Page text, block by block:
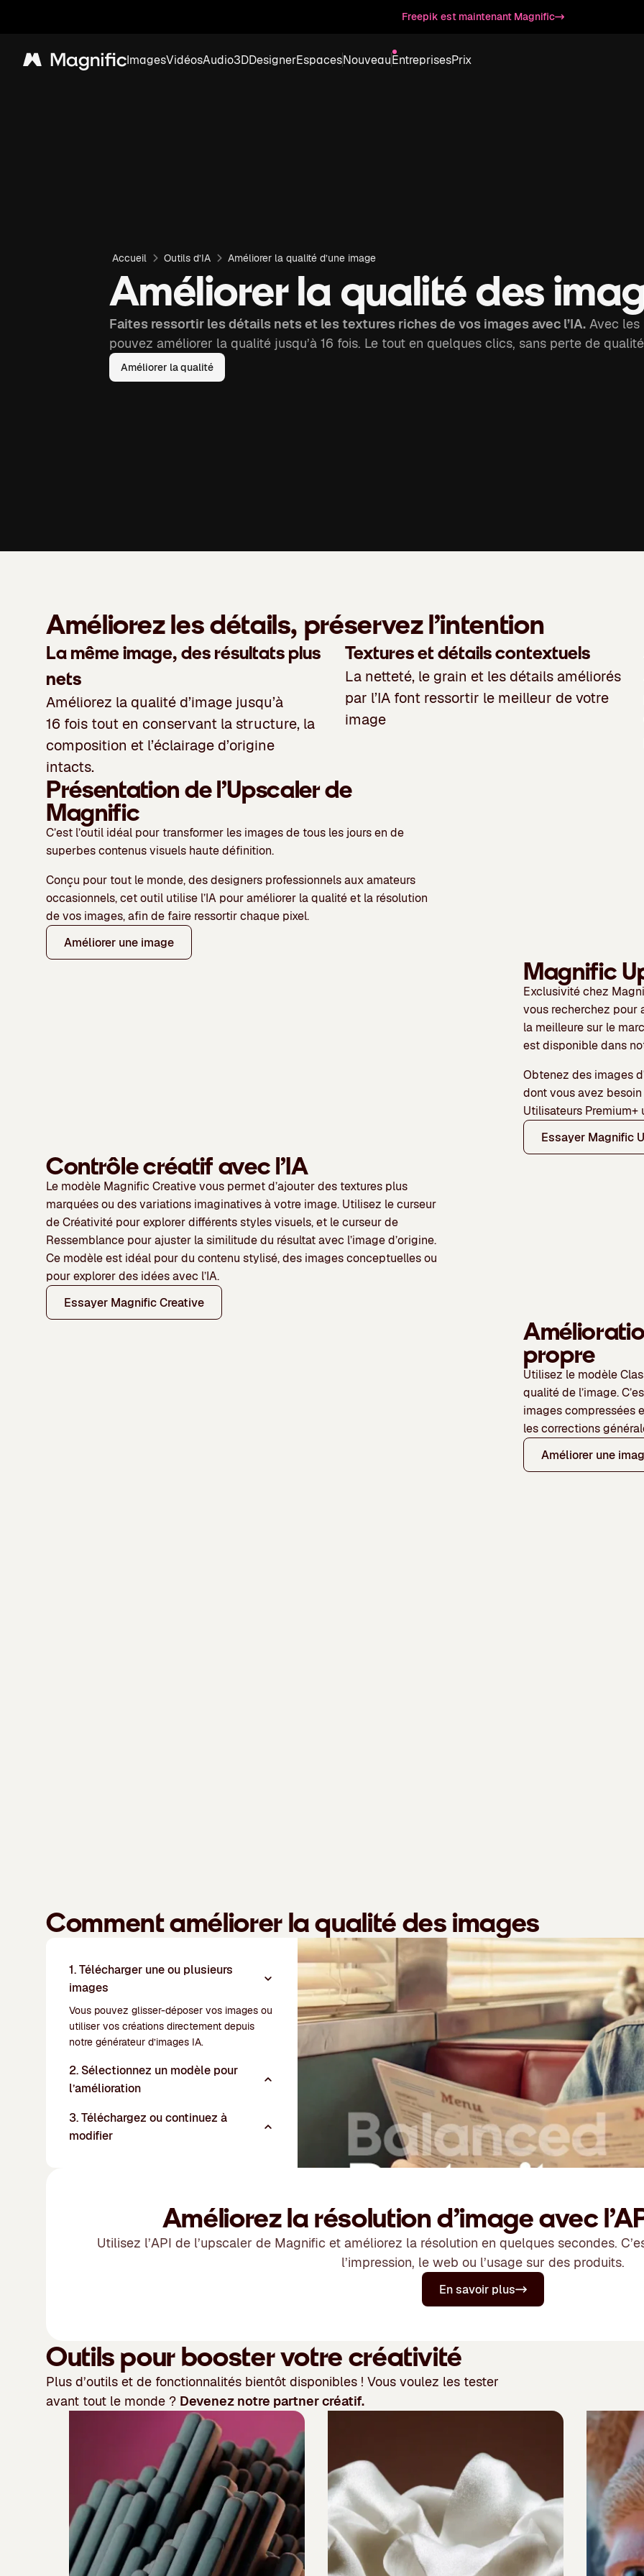
Freepik est maintenant Magnific
Magnific ImagesVidéosAudio3DDesignerEspacesNouveauEntreprisesPrix
Accueil Outils d’IA Améliorer la qualité d’une image
Améliorer la qualité des
Faites ressortir les détails nets et les textures riches de vos images avec l’IA. Avec
pouvez améliorer la qualité jusqu’à 16 fois. Le tout en quelques clics, sans perte de
Améliorer la qualité
Améliorez les détails, préservez l’intention
La même image, des résultats plus
nets
Améliorez la qualité d’image jusqu’à
16 fois tout en conservant la structure, la
composition et l’éclairage d’origine
intacts.
Textures et détails contextuels
La netteté, le grain et les détails améliorés
par l’IA font ressortir le meilleur de votre
image
Présentation de l’Upscaler de
Magnific
C’est l’outil idéal pour transformer les images de tous les jours en de
superbes contenus visuels haute définition.
Conçu pour tout le monde, des designers professionnels aux amateurs
occasionnels, cet outil utilise l’IA pour améliorer la qualité et la résolution
de vos images, afin de faire ressortir chaque pixel.
Améliorer une image
Magnific
Exclusivité chez
vous recherchez pour
la meilleure sur le
est disponible dans
Obtenez des images
dont vous avez
Utilisateurs Premium+
Essayer Magnific
Contrôle créatif avec l’IA
Le modèle Magnific Creativevous permet d’ajouterdes textures plus
marquées ou des variations imaginatives à votre image. Utilisez le curseur
deCréativité pour explorer différents styles visuels, et le curseur de
Ressemblance pour ajuster la similitude du résultat avec l’image d’origine.
Ce modèle est idéal pour du contenu stylisé, des images conceptuelles ou
pour explorer des idées avec l’IA.
Essayer Magnific Creative
propre
Utilisez le modèle
qualité de l’image.
images compressées
les corrections
Améliorer une
Comment améliorer la qualité des images
1. Télécharger une ou plusieurs
images
Vous pouvez glisser-déposer vos images ou
utiliser vos créations directement depuis
notre générateur d’images IA.
2. Sélectionnez un modèle pour
l’amélioration
3. Téléchargez ou continuez à
modifier
Améliorez la résolution d’image avec
Utilisez l’API de l’upscaler de Magnific et améliorez la résolution en quelques secondes.
l’impression, le web ou l’usage sur des produits.
En savoir plus
Outils pour booster votre créativité
Plus d’outils et de fonctionnalités bientôt disponibles ! Vous voulez les tester
avant tout le monde ? Devenez notre partner créatif.